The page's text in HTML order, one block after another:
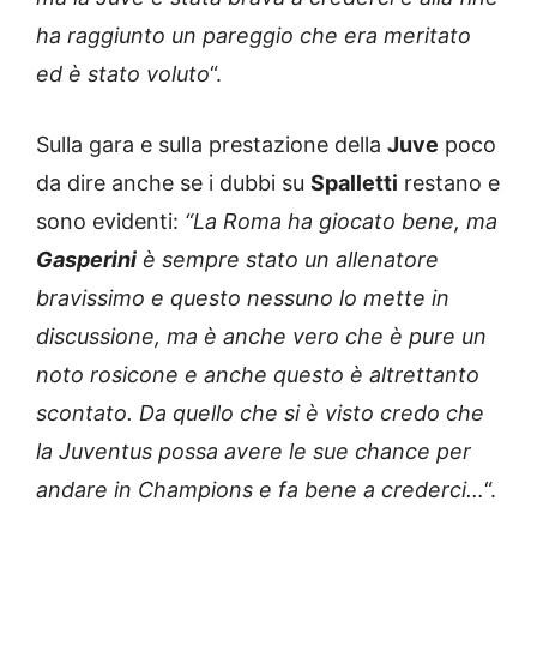
ha raggiunto un pareggio che era meritato
ed è stato voluto“.
Sulla gara e sulla prestazione della Juve poco
da dire anche se i dubbi su Spalletti restano e
sono evidenti: “La Roma ha giocato bene, ma
Gasperini è sempre stato un allenatore
bravissimo e questo nessuno lo mette in
discussione, ma è anche vero che è pure un
noto rosicone e anche questo è altrettanto
scontato. Da quello che si è visto credo che
la Juventus possa avere le sue chance per
andare in Champions e fa bene a crederci…“.